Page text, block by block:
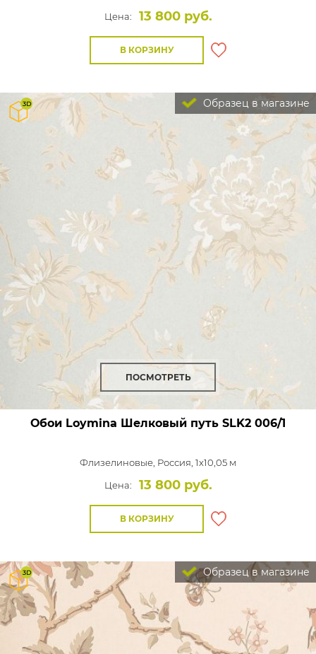
Цена:
13 800 руб.
В КОРЗИНУ
Образец в магазине
ПОСМОТРЕТЬ
Обои Loymina Шелковый путь SLK2 006/1
Флизелиновые, Россия, 1x10,05 м
Цена:
13 800 руб.
В КОРЗИНУ
Образец в магазине